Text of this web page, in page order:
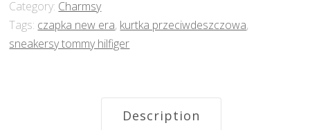
Category: Charmsy
Tags: czapka new era, kurtka przeciwdeszczowa,
sneakersy tommy hilfiger
Description